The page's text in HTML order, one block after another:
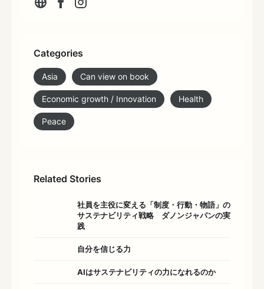
Categories
Asia Can view on book
Economic growth / Innovation Health
Peace
Related Stories
社員を主役に変える「制度・行動・物語」の
サステナビリティ戦略 ダノンジャパンの実
践
自分を信じる力
AIはサステナビリティの力になれるのか